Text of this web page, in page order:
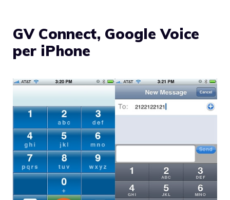
GV Connect, Google Voice
per iPhone